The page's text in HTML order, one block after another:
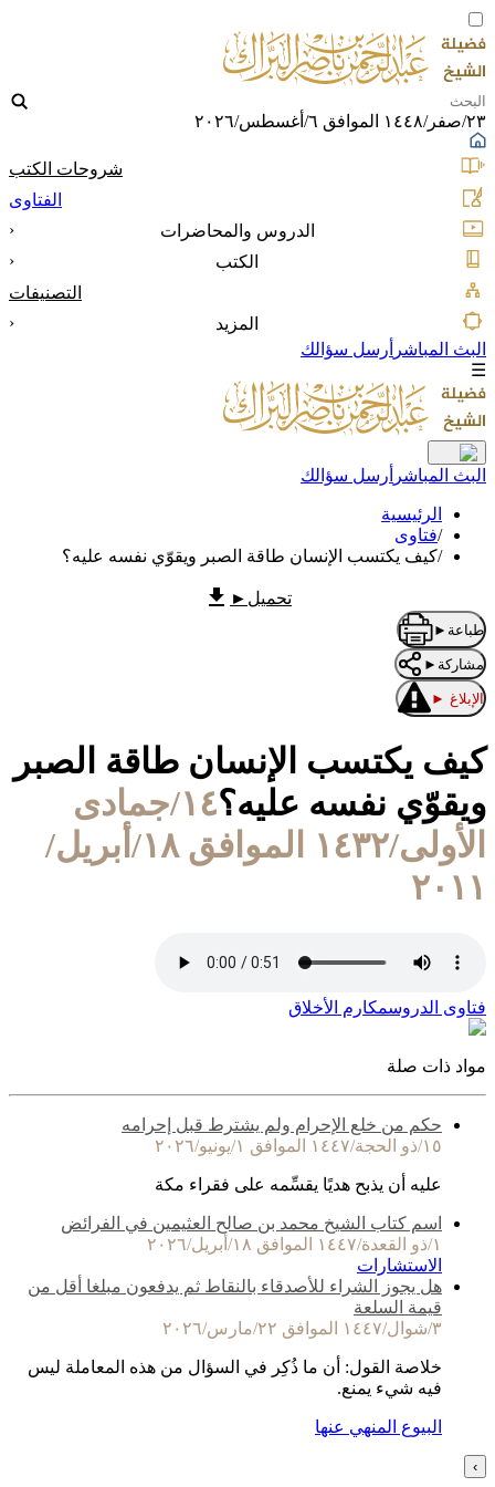
٢٣/صفر/١٤٤٨ الموافق ٦/أغسطس/٢٠٢٦
شروحات الكتب
الفتاوى
الدروس والمحاضرات
‹
الكتب
‹
التصنيفات
المزيد
‹
البث المباشر أرسل سؤالك
☰
البث المباشر أرسل سؤالك
الرئيسية
/فتاوى
/كيف يكتسب الإنسان طاقة الصبر ويقوّي نفسه عليه؟
تحميل ►
طباعة ►
مشاركة ►
الإبلاغ ►
كيف يكتسب الإنسان طاقة الصبر
ويقوّي نفسه عليه؟
١٤/جمادى
الأولى/١٤٣٢ الموافق ١٨/أبريل/
٢٠١١
فتاوى الدروسمكارم الأخلاق
مواد ذات صلة
حكم من خلع الإحرام ولم يشترط قبل إحرامه
١٥/ذو الحجة/١٤٤٧ الموافق ١/يونيو/٢٠٢٦
عليه أن يذبح هديًا يقسِّمه على فقراء مكة
اسم كتاب الشيخ محمد بن صالح العثيمين في الفرائض
١/ذو القعدة/١٤٤٧ الموافق ١٨/أبريل/٢٠٢٦
الاستشارات
هل يجوز الشراء للأصدقاء بالنقاط ثم يدفعون مبلغا أقل من
قيمة السلعة
٣/شوال/١٤٤٧ الموافق ٢٢/مارس/٢٠٢٦
خلاصة القول: أن ما ذُكِر في السؤال من هذه المعاملة ليس
فيه شيء يمنع.
البيوع المنهي عنها
›